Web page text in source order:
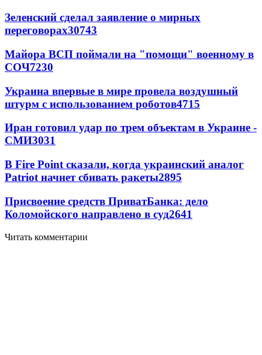
Зеленский сделал заявление о мирных
переговорах30743
Майора ВСП поймали на "помощи" военному в
СОЧ7230
Украина впервые в мире провела воздушный
штурм с использованием роботов4715
Иран готовил удар по трем объектам в Украине -
СМИ3031
В Fire Point сказали, когда украинский аналог
Patriot начнет сбивать ракеты2895
Присвоение средств ПриватБанка: дело
Коломойского направлено в суд2641
Читать комментарии